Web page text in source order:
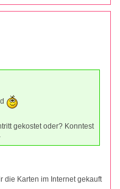
gekostet oder? Konntest
die Karten im Internet gekauft